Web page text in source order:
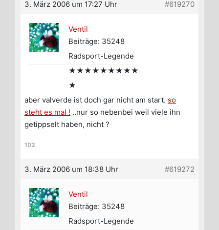
3. März 2006 um 17:27 Uhr #619270
Ventil
Beiträge: 35248
Radsport-Legende
★★★★★★★★★
★
aber valverde ist doch gar nicht am start. so
steht es mal ! ..nur so nebenbei weil viele ihn
getippselt haben, nicht ?
102
3. März 2006 um 18:38 Uhr #619272
Ventil
Beiträge: 35248
Radsport-Legende